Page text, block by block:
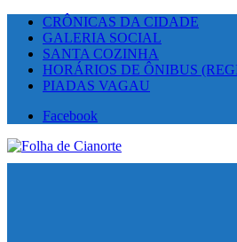
CRÔNICAS DA CIDADE
GALERIA SOCIAL
SANTA COZINHA
HORÁRIOS DE ÔNIBUS
PIADAS VAGAU
Facebook